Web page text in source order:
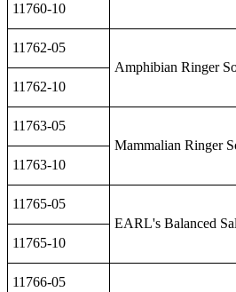
11760-10
11762-05
Amphibian Ringer
11762-10
11763-05
Mammalian Ringer
11763-10
11765-05
EARL's Balanced
11765-10
11766-05